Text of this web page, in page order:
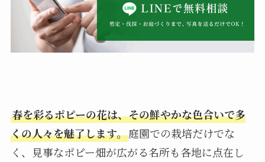
春を彩るポピーの花は、その鮮やかな色合いで多
くの人々を魅了します。庭園での栽培だけでな
く、見事なポピー畑が広がる名所も各地に点在し